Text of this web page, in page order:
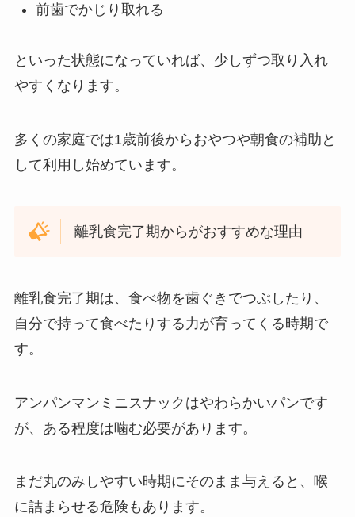
前歯でかじり取れる
といった状態になっていれば、少しずつ取り入れ
やすくなります。
多くの家庭では1歳前後からおやつや朝食の補助と
して利用し始めています。
離乳食完了期からがおすすめな理由
離乳食完了期は、食べ物を歯ぐきでつぶしたり、
自分で持って食べたりする力が育ってくる時期で
す。
アンパンマンミニスナックはやわらかいパンです
が、ある程度は噛む必要があります。
まだ丸のみしやすい時期にそのまま与えると、喉
に詰まらせる危険もあります。